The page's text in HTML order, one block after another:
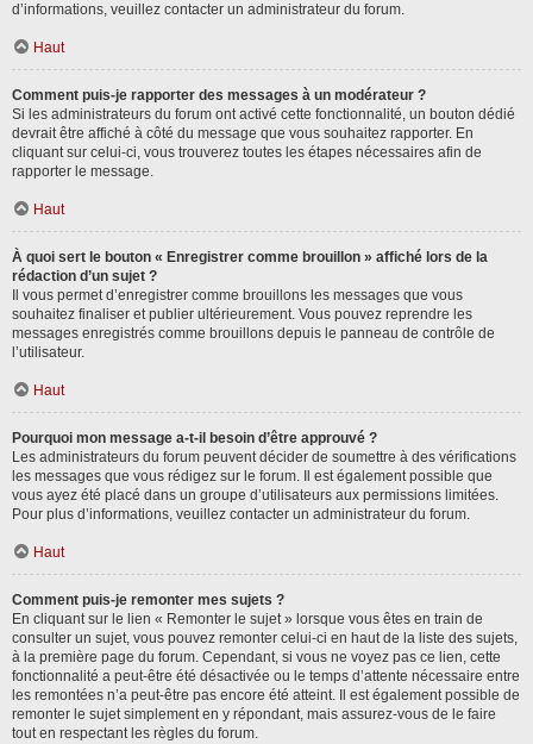
d’informations, veuillez contacter un administrateur du forum.
Haut
Comment puis-je rapporter des messages à un modérateur ?
Si les administrateurs du forum ont activé cette fonctionnalité, un bouton dédié
devrait être affiché à côté du message que vous souhaitez rapporter. En
cliquant sur celui-ci, vous trouverez toutes les étapes nécessaires afin de
rapporter le message.
Haut
À quoi sert le bouton « Enregistrer comme brouillon » affiché lors de la
rédaction d’un sujet ?
Il vous permet d’enregistrer comme brouillons les messages que vous
souhaitez finaliser et publier ultérieurement. Vous pouvez reprendre les
messages enregistrés comme brouillons depuis le panneau de contrôle de
l’utilisateur.
Haut
Pourquoi mon message a-t-il besoin d’être approuvé ?
Les administrateurs du forum peuvent décider de soumettre à des vérifications
les messages que vous rédigez sur le forum. Il est également possible que
vous ayez été placé dans un groupe d’utilisateurs aux permissions limitées.
Pour plus d’informations, veuillez contacter un administrateur du forum.
Haut
Comment puis-je remonter mes sujets ?
En cliquant sur le lien « Remonter le sujet » lorsque vous êtes en train de
consulter un sujet, vous pouvez remonter celui-ci en haut de la liste des sujets,
à la première page du forum. Cependant, si vous ne voyez pas ce lien, cette
fonctionnalité a peut-être été désactivée ou le temps d’attente nécessaire entre
les remontées n’a peut-être pas encore été atteint. Il est également possible de
remonter le sujet simplement en y répondant, mais assurez-vous de le faire
tout en respectant les règles du forum.